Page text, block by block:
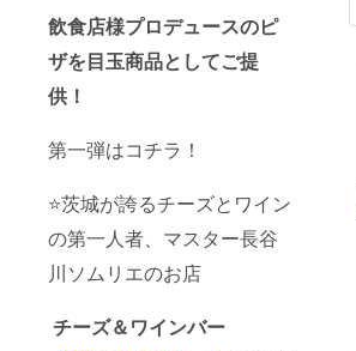
飲食店様プロデュースのピ
ザを目玉商品としてご提
供！
第一弾はコチラ！
⭐️茨城が誇るチーズとワイン
の第一人者、マスター長谷
川ソムリエのお店
チーズ＆ワインバー